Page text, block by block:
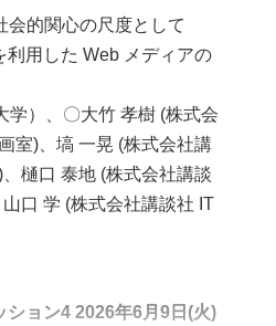
会的関心の尺度として
用した Web メディアの
学）、〇大竹 孝樹 (株式会
室)、塙 一晃 (株式会社講
樋口 泰地 (株式会社講談
口 学 (株式会社講談社 IT
ション4 2026年6月9日(火)